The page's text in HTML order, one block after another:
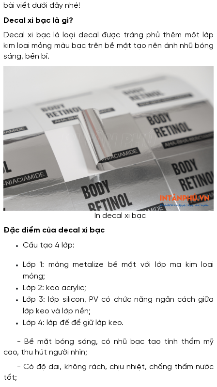
bài viết dưới đây nhé!
Decal xi bạc là gì?
Decal xi bạc là loại decal được tráng phủ thêm một lớp
kim loại mỏng màu bạc trên bề mặt tạo nên ánh nhũ bóng
sáng, bền bỉ.
In decal xi bạc
Đặc điểm của decal xi bạc
Cấu tạo 4 lớp:
Lớp 1: màng metalize bề mặt với lớp mạ kim loại
mỏng;
Lớp 2: keo acrylic;
Lớp 3: lớp silicon, PV có chức năng ngăn cách giữa
lớp keo và lớp nền;
Lớp 4: lớp đế để giữ lớp keo.
- Bề mặt bóng sáng, có nhũ bạc tạo tính thẩm mỹ
cao, thu hút người nhìn;
- Có độ dai, không rách, chịu nhiệt, chống thấm nước
tốt;